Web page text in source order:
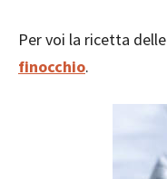
Per voi la ricetta delle
finocchio.